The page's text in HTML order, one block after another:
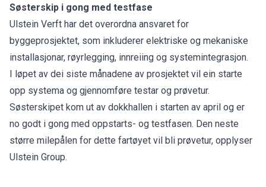
Søsterskip i gong med testfase
Ulstein Verft har det overordna ansvaret for
byggeprosjektet, som inkluderer elektriske og mekaniske
installasjonar, røyrlegging, innreiing og systemintegrasjon.
I løpet av dei siste månadene av prosjektet vil ein starte
opp systema og gjennomføre testar og prøvetur.
Søsterskipet kom ut av dokkhallen i starten av april og er
no godt i gong med oppstarts- og testfasen. Den neste
større milepålen for dette fartøyet vil bli prøvetur, opplyser
Ulstein Group.